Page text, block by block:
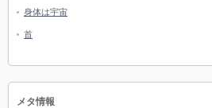
身体は宇宙
首
メタ情報